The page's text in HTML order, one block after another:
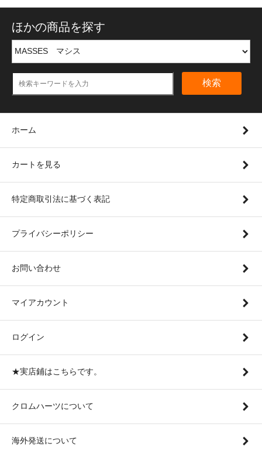
ほかの商品を探す
検索
ホーム
カートを見る
特定商取引法に基づく表記
プライバシーポリシー
お問い合わせ
マイアカウント
ログイン
★実店鋪はこちらです。
クロムハーツについて
海外発送について